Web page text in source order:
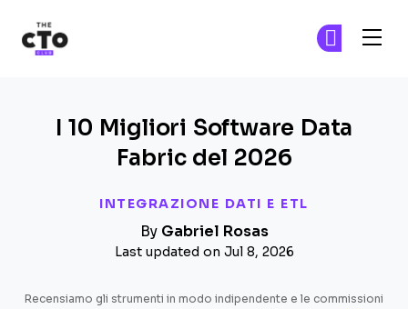
INTEGRAZIONE DATI E ETL
I 10 Migliori Software Data
Fabric del 2026
By Gabriel Rosas
Last updated on Jul 8, 2026
Recensiamo gli strumenti in modo indipendente e le commissioni